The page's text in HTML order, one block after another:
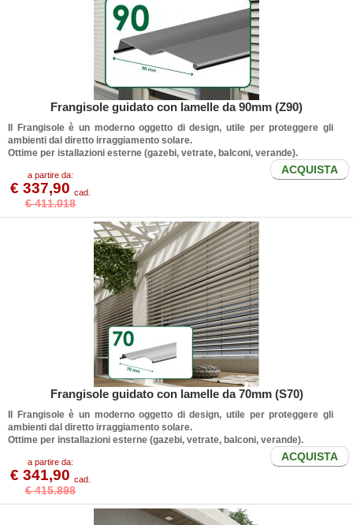
Frangisole guidato con lamelle da 90mm (Z90)
Frangisoleè un moderno oggetto di design, utile per proteggere gli
ambienti dal diretto irraggiamento solare.
Ottime per istallazioni esterne (gazebi, vetrate, balconi, verande).
a partire da:
€ 337,90 cad.
€ 411.018
ACQUISTA
Frangisole guidato con lamelle da 70mm (S70)
Frangisoleè un moderno oggetto di design, utile per proteggere gli
ambienti dal diretto irraggiamento solare.
Ottime per installazioni esterne (gazebi, vetrate, balconi, verande).
a partire da:
€ 341,90 cad.
€ 415.898
ACQUISTA